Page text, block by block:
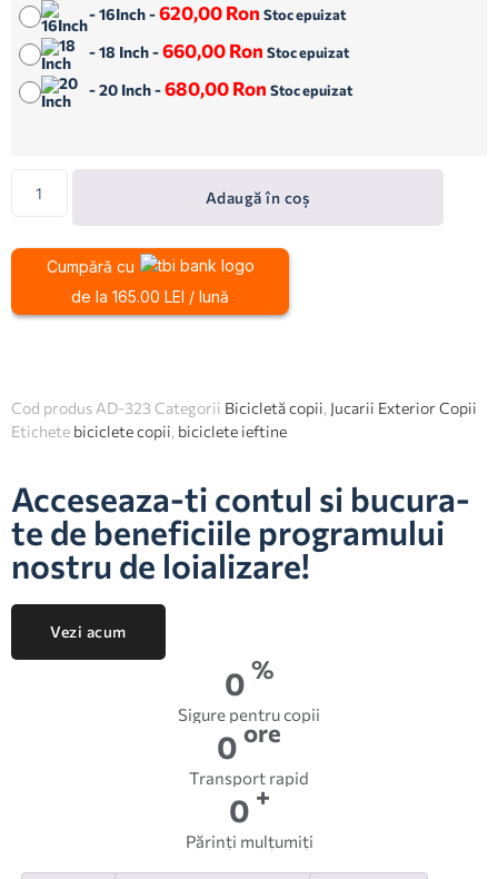
-16Inch-620,00Ron Stoc epuizat
-18 Inch-660,00Ron Stoc epuizat
-20 Inch-680,00Ron Stoc epuizat
Adaugă în coș
Cumpără cu
de la 165.00 LEI / lună
Cod produs AD-323 Categorii Bicicletă copii, Jucarii Exterior Copii
Etichete biciclete copii, biciclete ieftine
Acceseaza-ti contul si bucura-
te de beneficiile programului
nostru de loializare!
Vezi acum
0 %
Sigure pentru copii
0 ore
Transport rapid
0 +
Părinți mulțumiți